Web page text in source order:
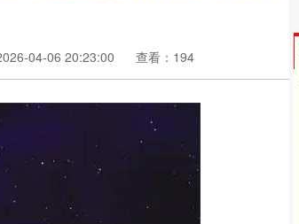
04-06 20:23:00 查看：194